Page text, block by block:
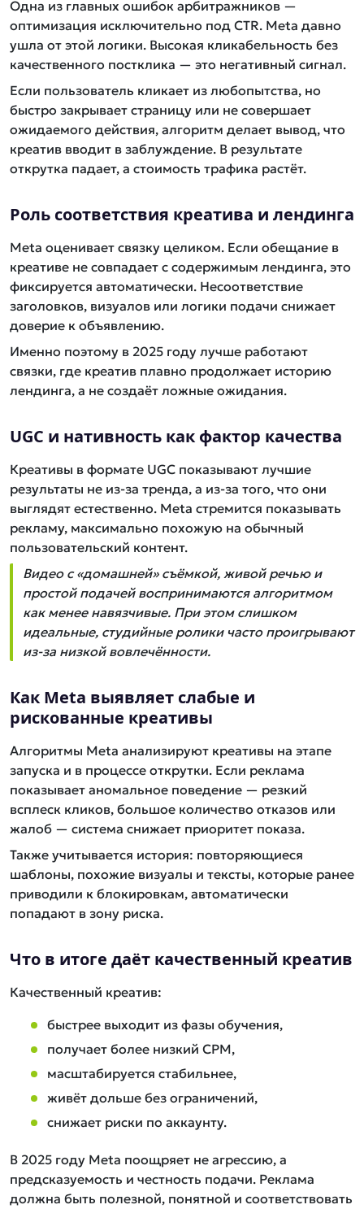
Одна из главных ошибок арбитражников —
оптимизация исключительно под CTR. Meta давно
ушла от этой логики. Высокая кликабельность без
качественного постклика — это негативный сигнал.
Если пользователь кликает из любопытства, но
быстро закрывает страницу или не совершает
ожидаемого действия, алгоритм делает вывод, что
креатив вводит в заблуждение. В результате
открутка падает, а стоимость трафика растёт.
Роль соответствия креатива и лендинга
Meta оценивает связку целиком. Если обещание в
креативе не совпадает с содержимым лендинга, это
фиксируется автоматически. Несоответствие
заголовков, визуалов или логики подачи снижает
доверие к объявлению.
Именно поэтому в 2025 году лучше работают
связки, где креатив плавно продолжает историю
лендинга, а не создаёт ложные ожидания.
UGC и нативность как фактор качества
Креативы в формате UGC показывают лучшие
результаты не из-за тренда, а из-за того, что они
выглядят естественно. Meta стремится показывать
рекламу, максимально похожую на обычный
пользовательский контент.
Видео с «домашней» съёмкой, живой речью и
простой подачей воспринимаются алгоритмом
как менее навязчивые. При этом слишком
идеальные, студийные ролики часто проигрывают
из-за низкой вовлечённости.
Как Meta выявляет слабые и
рискованные креативы
Алгоритмы Meta анализируют креативы на этапе
запуска и в процессе открутки. Если реклама
показывает аномальное поведение — резкий
всплеск кликов, большое количество отказов или
жалоб — система снижает приоритет показа.
Также учитывается история: повторяющиеся
шаблоны, похожие визуалы и тексты, которые ранее
приводили к блокировкам, автоматически
попадают в зону риска.
Что в итоге даёт качественный креатив
Качественный креатив:
быстрее выходит из фазы обучения,
получает более низкий CPM,
масштабируется стабильнее,
живёт дольше без ограничений,
снижает риски по аккаунту.
В 2025 году Meta поощряет не агрессию, а
предсказуемость и честность подачи. Реклама
должна быть полезной, понятной и соответствовать